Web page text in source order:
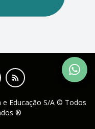
e Educação S/A © Todos
®